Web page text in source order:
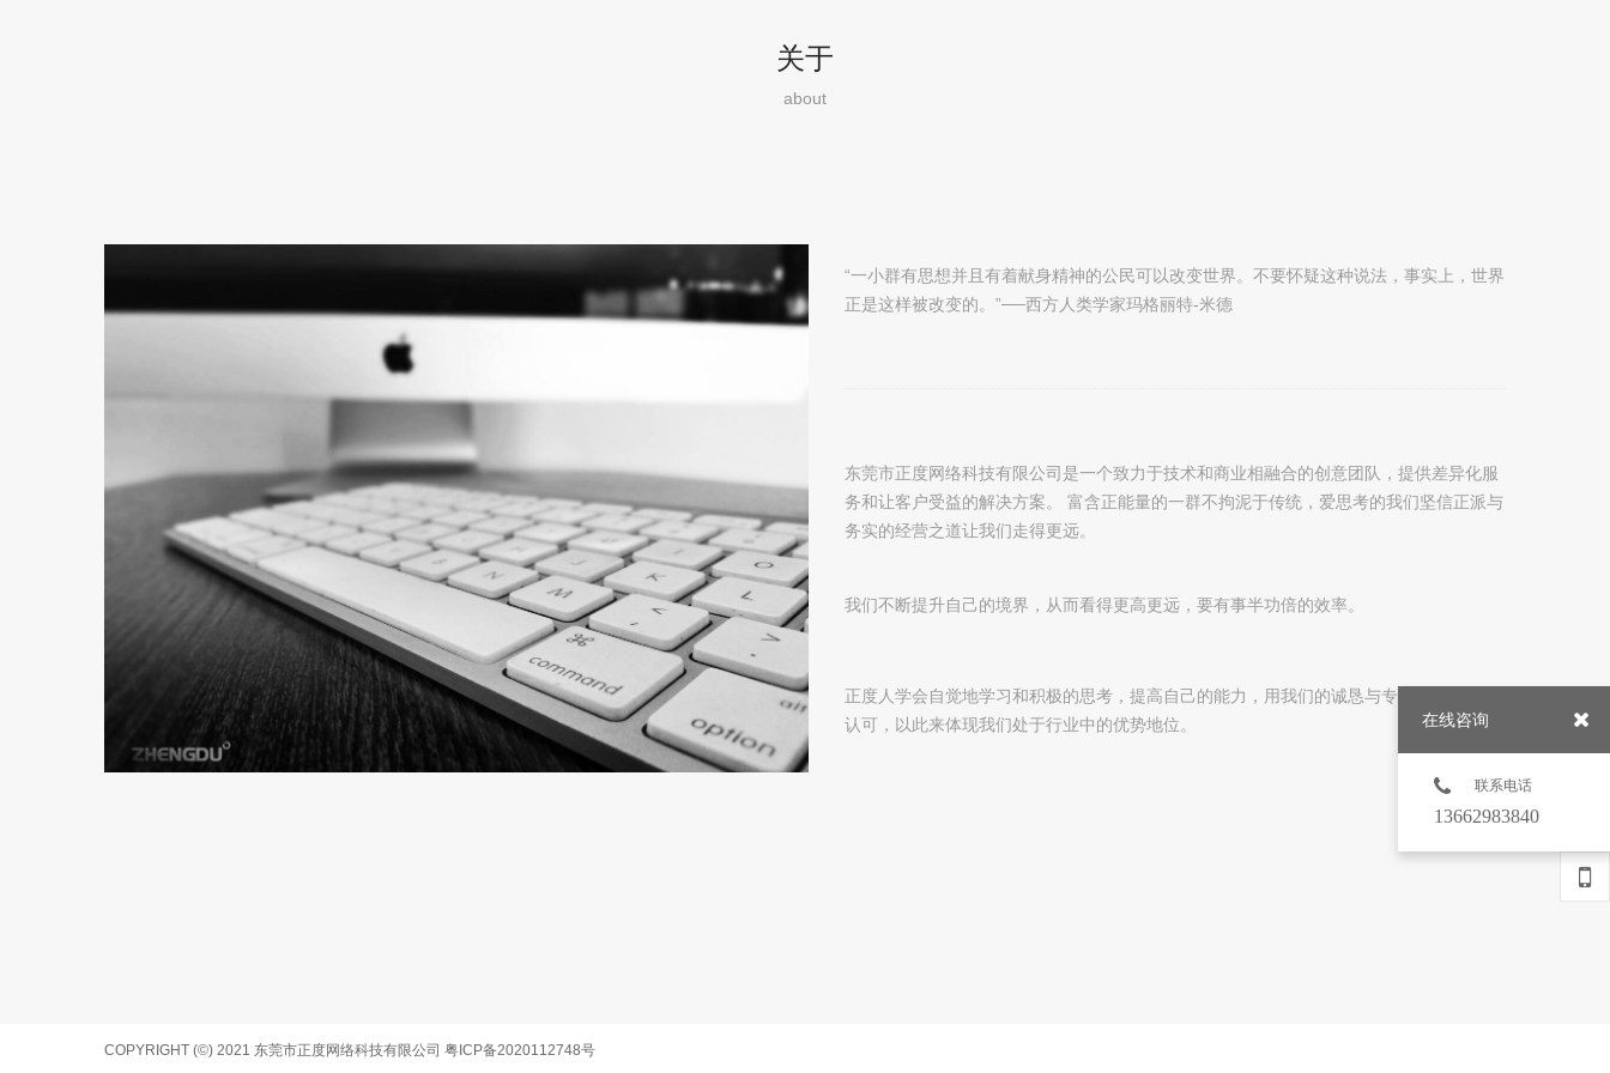
关于
about
“一小群有思想并且有着献身精神的公民可以改变世界。不要怀疑这种说法，事实上，世界
正是这样被改变的。”──西方人类学家玛格丽特-米德
东莞市正度网络科技有限公司是一个致力于技术和商业相融合的创意团队，提供差异化服
务和让客户受益的解决方案。 富含正能量的一群不拘泥于传统，爱思考的我们坚信正派与
务实的经营之道让我们走得更远。
我们不断提升自己的境界，从而看得更高更远，要有事半功倍的效率。
正度人学会自觉地学习和积极的思考，提高自己的能力，用我们的诚恳与专业获得客户的
认可，以此来体现我们处于行业中的优势地位。
COPYRIGHT (©) 2021 东莞市正度网络科技有限公司 粤ICP备2020112748号
在线咨询
联系电话
13662983840